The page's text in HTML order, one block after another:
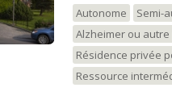
Autonome Semi-
Alzheimer ou
Résidence privée
Ressource